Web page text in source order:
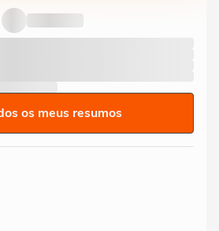
capilar: ‘Olha como...
os meus resumos